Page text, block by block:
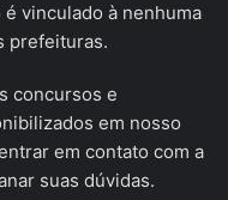
vinculado à nenhuma
prefeituras.
concursos e
em nosso
em contato com a
suas dúvidas.